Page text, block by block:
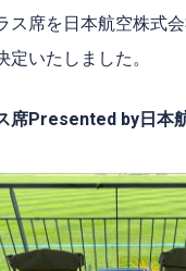
ス席を日本航空株式
定いたしました。
席Presented by日本